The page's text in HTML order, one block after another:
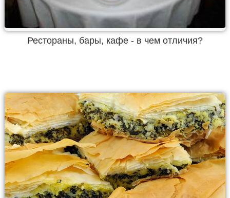
Рестораны, бары, кафе - в чем отличия?